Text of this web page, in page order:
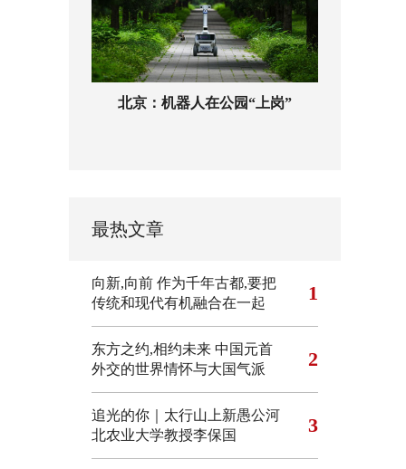
北京：机器人在公园“上岗”
最热文章
向新,向前 作为千年古都,要把
传统和现代有机融合在一起
1
东方之约,相约未来 中国元首
外交的世界情怀与大国气派
2
追光的你｜太行山上新愚公河
北农业大学教授李保国
3